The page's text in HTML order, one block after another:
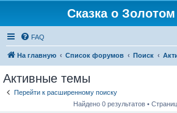
Сказка о
FAQ
На главную Список форумов Поиск
Активные темы
Перейти к расширенному поиску
Найдено 0 результатов •